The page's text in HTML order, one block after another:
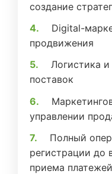
создание
Digital-
продвижения
Логистика
поставок
управлении
Полный
регистрации до
приема платежей